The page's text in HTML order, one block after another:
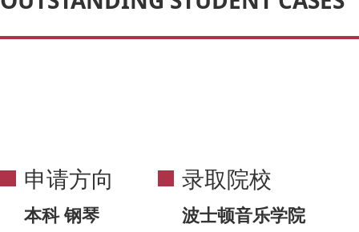
申请方向
本科 钢琴
录取院校
波士顿音乐学院